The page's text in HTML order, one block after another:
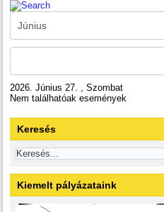
2026. Június 27. , Szombat
Nem találhatóak események
Keresés
Kiemelt pályázataink